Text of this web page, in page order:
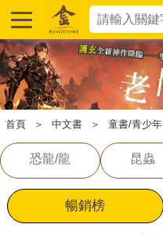
首頁 ＞ 中文書 ＞ 童書/青少年
恐龍/龍 昆蟲
暢銷榜